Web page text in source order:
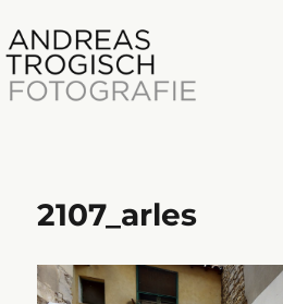
Andreas Trogisch
2107_arles